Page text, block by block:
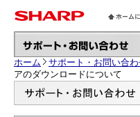
ホーム サポート・お問い合
アのダウンロードについて